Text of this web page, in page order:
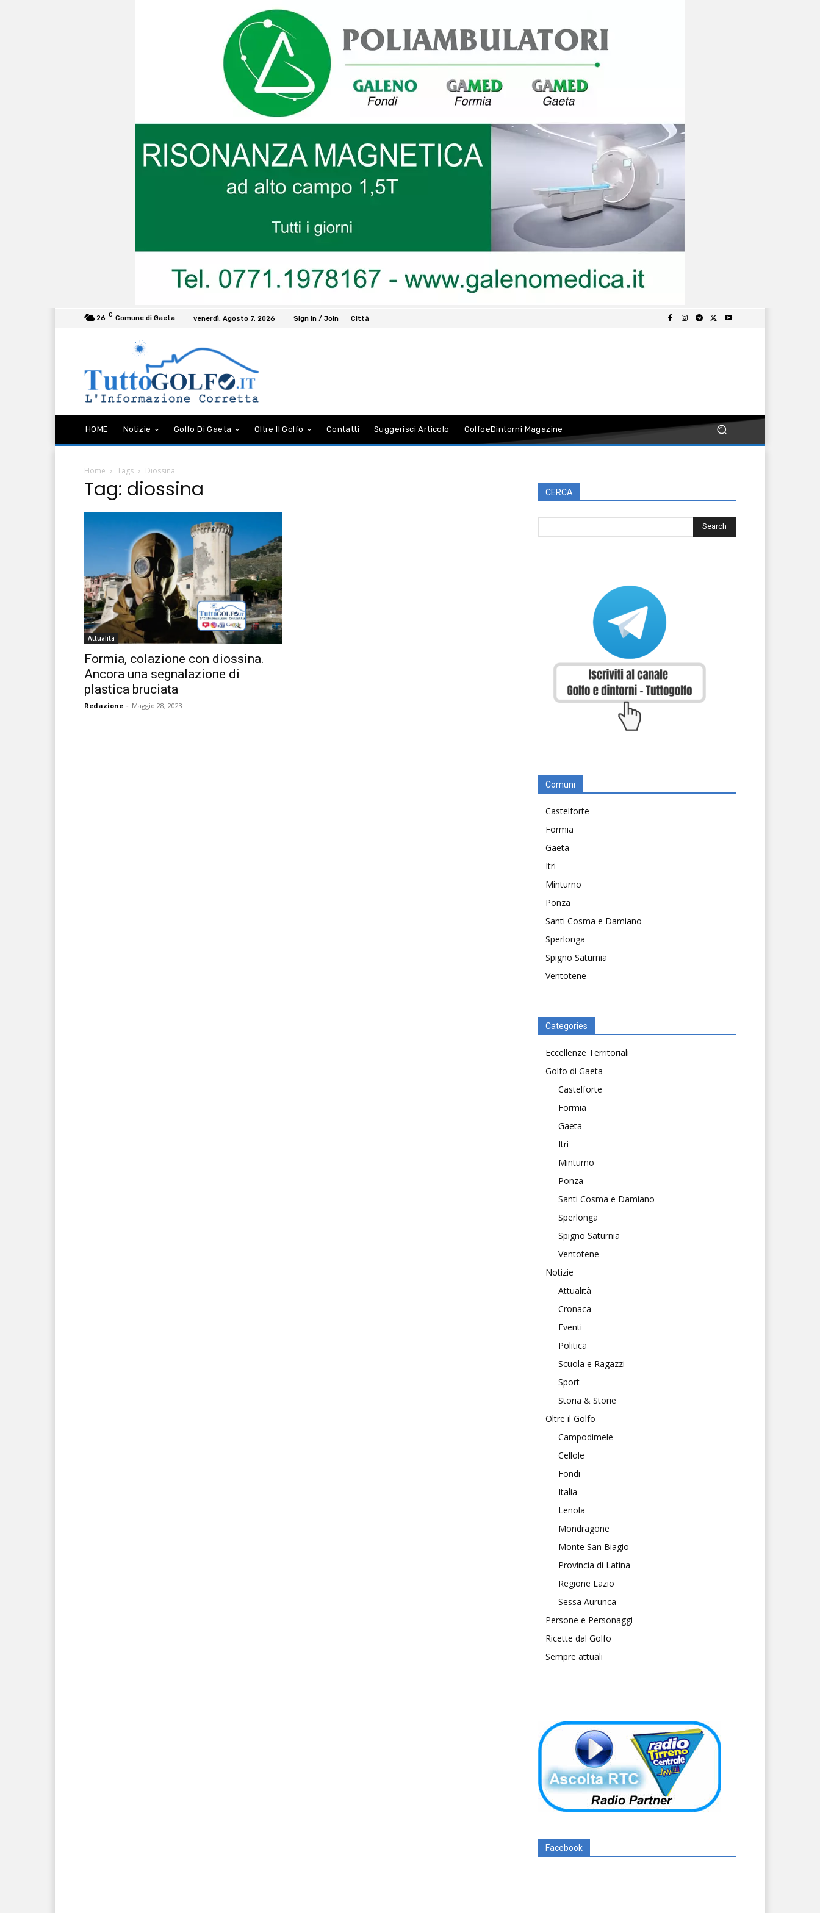
26 C Comune di Gaeta venerdì, Agosto 7, 2026 Sign in / Join Città
HOME Notizie Golfo Di Gaeta Oltre Il Golfo Contatti Suggerisci Articolo GolfoeDintorni Magazine
Home Tags Diossina
Tag: diossina
Attualità
Formia, colazione con diossina.
Ancora una segnalazione di
plastica bruciata
Redazione - Maggio 28, 2023
CERCA
Comuni
Castelforte
Formia
Gaeta
Itri
Minturno
Ponza
Santi Cosma e Damiano
Sperlonga
Spigno Saturnia
Ventotene
Categories
Eccellenze Territoriali
Golfo di Gaeta
Castelforte
Formia
Gaeta
Itri
Minturno
Ponza
Santi Cosma e Damiano
Sperlonga
Spigno Saturnia
Ventotene
Notizie
Attualità
Cronaca
Eventi
Politica
Scuola e Ragazzi
Sport
Storia & Storie
Oltre il Golfo
Campodimele
Cellole
Fondi
Italia
Lenola
Mondragone
Monte San Biagio
Provincia di Latina
Regione Lazio
Sessa Aurunca
Persone e Personaggi
Ricette dal Golfo
Sempre attuali
Facebook